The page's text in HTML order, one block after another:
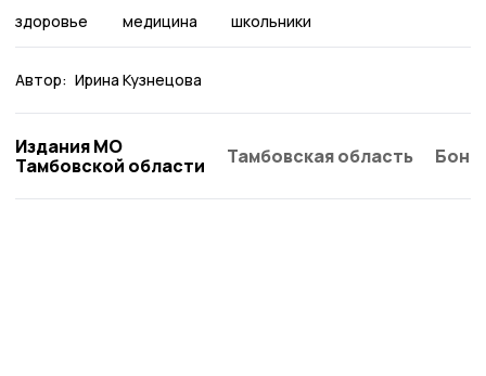
здоровье медицина школьники
Автор: Ирина Кузнецова
Издания МО
Тамбовской области
Тамбовская область